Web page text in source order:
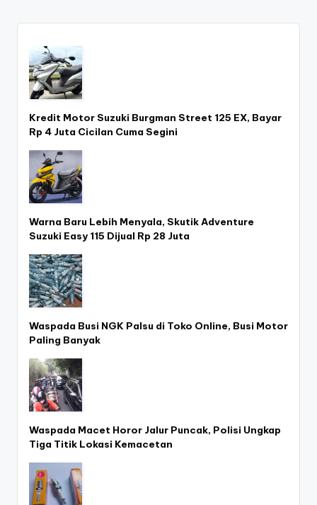
Kredit Motor Suzuki Burgman Street 125 EX, Bayar
Rp 4 Juta Cicilan Cuma Segini
Warna Baru Lebih Menyala, Skutik Adventure
Suzuki Easy 115 Dijual Rp 28 Juta
Waspada Busi NGK Palsu di Toko Online, Busi Motor
Paling Banyak
Waspada Macet Horor Jalur Puncak, Polisi Ungkap
Tiga Titik Lokasi Kemacetan